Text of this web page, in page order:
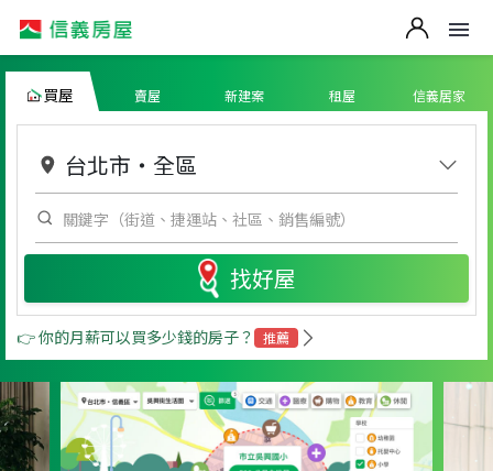
買屋 賣屋 新建案 租屋 信義居家
台北市 ・ 全區
找好屋
👉 你的月薪可以買多少錢的房子？ 推薦